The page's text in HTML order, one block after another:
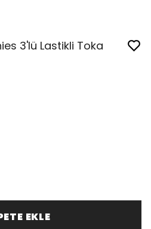
3'lü Lastikli Toka
EKLE